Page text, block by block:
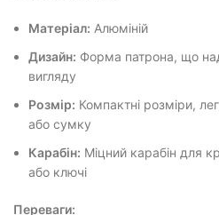
Матеріал: Алюміній
Дизайн: Форма патрона, що
вигляду
Розмір: Компактні розміри,
або сумку
Карабін: Міцний карабін для
або ключі
Переваги: